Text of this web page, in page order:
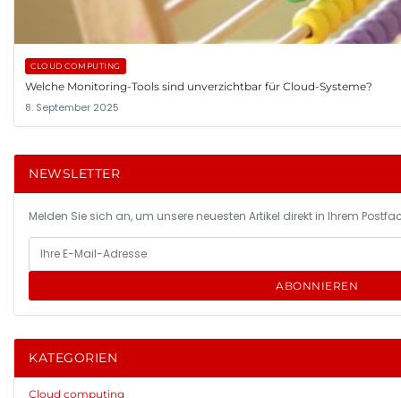
CLOUD COMPUTING
Welche Monitoring-Tools sind unverzichtbar für Cloud-Systeme?
8. September 2025
NEWSLETTER
Melden Sie sich an, um unsere neuesten Artikel direkt in Ihrem
ABONNIEREN
KATEGORIEN
Cloud computing